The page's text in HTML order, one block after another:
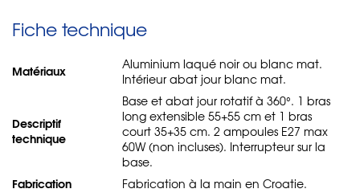
Fiche technique
Matériaux
Aluminium laqué noir ou blanc mat.
Intérieur abat jour blanc mat.
Descriptif
technique
Base et abat jour rotatif à 360°. 1 bras
long extensible 55+55 cm et 1 bras
court 35+35 cm. 2 ampoules E27 max
60W (non incluses). Interrupteur sur la
base.
Fabrication Fabrication à la main en Croatie.